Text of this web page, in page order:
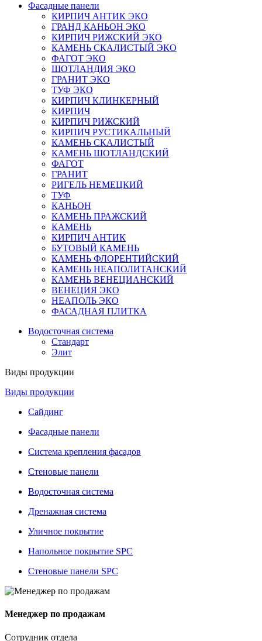
Фасадные панели
КИРПИЧ АНТИК ЭКО
ГРАНД КАНЬОН ЭКО
КИРПИЧ РИЖСКИЙ ЭКО
КАМЕНЬ СКАЛИСТЫЙ ЭКО
ФАГОТ ЭКО
ШОТЛАНДИЯ ЭКО
ГРАНИТ ЭКО
ТУФ ЭКО
КИРПИЧ КЛИНКЕРНЫЙ
КИРПИЧ
КИРПИЧ РИЖСКИЙ
КИРПИЧ РУСТИКАЛЬНЫЙ
КАМЕНЬ СКАЛИСТЫЙ
КАМЕНЬ ШОТЛАНДСКИЙ
ФАГОТ
ГРАНИТ
РИГЕЛЬ НЕМЕЦКИЙ
ТУФ
КАНЬОН
КАМЕНЬ ПРАЖСКИЙ
КАМЕНЬ
КИРПИЧ АНТИК
БУТОВЫЙ КАМЕНЬ
КАМЕНЬ ФЛОРЕНТИЙСКИЙ
КАМЕНЬ НЕАПОЛИТАНСКИЙ
КАМЕНЬ ВЕНЕЦИАНСКИЙ
ВЕНЕЦИЯ ЭКО
НЕАПОЛЬ ЭКО
ФАСАДНАЯ ПЛИТКА
Водосточная система
Стандарт
Элит
Виды продукции
Виды продукции
Сайдинг
Фасадные панели
Система крепления фасадов
Стеновые панели
Водосточная система
Дренажная система
Уличное покрытие
Напольное покрытие SPC
Стеновые панели SPC
Менеджер по продажам
Сотрудник отдела